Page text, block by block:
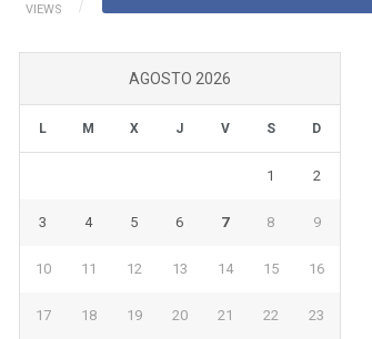
VIEWS
AGOSTO 2026
L M X J V S D
1 2
3 4 5 6 7 8 9
10 11 12 13 14 15 16
17 18 19 20 21 22 23